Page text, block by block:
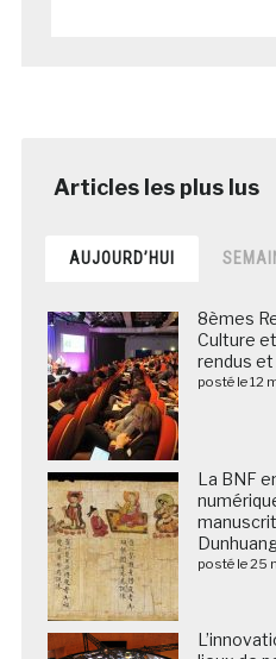
AUJOURD’HUI
8èmes
Culture
rendus et
posté le 12
La BNF
posté le 25